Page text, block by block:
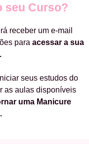
seu Curso?
receber um e-mail
para acessar a sua
seus estudos do
as aulas disponíveis
uma Manicure